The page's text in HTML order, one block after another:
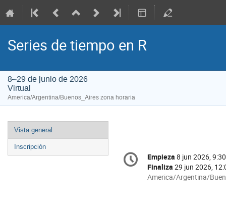
Series de tiempo en R
8–29 de junio de 2026
Virtual
America/Argentina/Buenos_Aires zona horaria
Event
menu
Vista general
Inscripción
Conference
information
Fecha/Hora
Empieza 8 jun 2026, 9:30
Finaliza 29 jun 2026,
All
America/Argentina/